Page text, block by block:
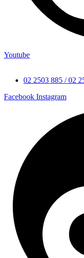
Youtube
02 2503 885 / 02
Facebook Instagram